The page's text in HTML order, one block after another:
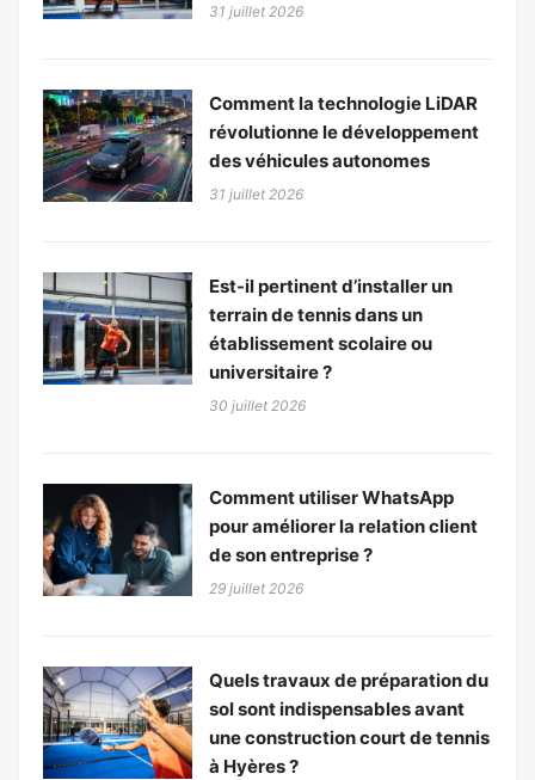
31 juillet 2026
Comment la technologie LiDAR
révolutionne le développement
des véhicules autonomes
31 juillet 2026
Est-il pertinent d’installer un
terrain de tennis dans un
établissement scolaire ou
universitaire ?
30 juillet 2026
Comment utiliser WhatsApp
pour améliorer la relation client
de son entreprise ?
29 juillet 2026
Quels travaux de préparation du
sol sont indispensables avant
une construction court de tennis
à Hyères ?